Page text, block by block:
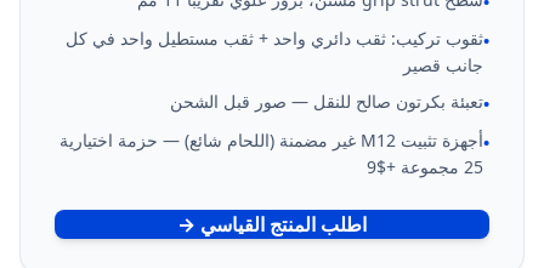
•ثقوب تركيب: ثقب دائري واحد + ثقب مستطيل واحد في كل
جانب قصير
•تعبئة بكرتون صالح للنقل — صور قبل الشحن
•
أجهزة تثبيت M12 غير مضمنة (اللحام شائع) — حزمة اختيارية
25 مجموعة +$9
اطلب المنتج القياسي →